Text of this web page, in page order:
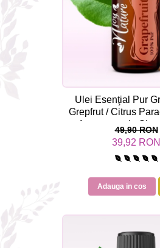
Ulei Esenţial Pur
Grepfrut / Citrus
Aromaterapie
Nature
49,90 RON
39,92 RON
Adauga in cos